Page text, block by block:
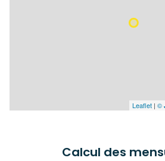
Leaflet | ©
Calcul des